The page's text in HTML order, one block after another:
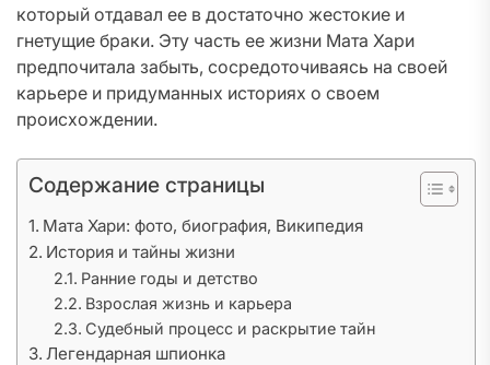
который отдавал ее в достаточно жестокие и
гнетущие браки. Эту часть ее жизни Мата Хари
предпочитала забыть, сосредоточиваясь на своей
карьере и придуманных историях о своем
происхождении.
Содержание страницы
Мата Хари: фото, биография, Википедия
История и тайны жизни
Ранние годы и детство
Взрослая жизнь и карьера
Судебный процесс и раскрытие тайн
Легендарная шпионка